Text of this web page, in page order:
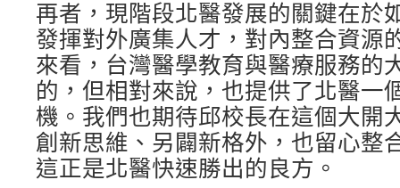
再者，現階段北醫發展的關鍵在於
發揮對外廣集人才，對內整合資源
來看，台灣醫學教育與醫療服務的
的，但相對來說，也提供了北醫一
機。我們也期待邱校長在這個大開
創新思維、另闢新格外，也留心整
這正是北醫快速勝出的良方。